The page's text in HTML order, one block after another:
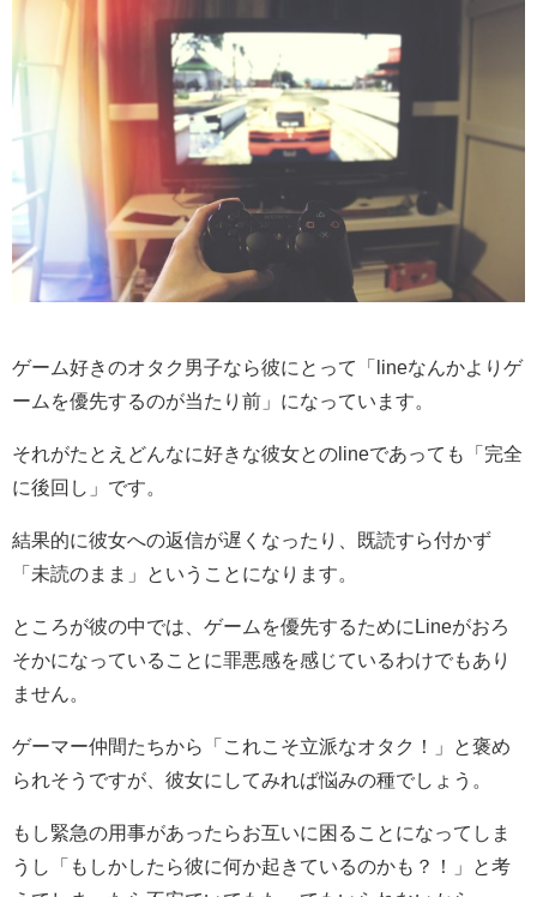
ゲーム好きのオタク男子なら彼にとって「lineなんかよりゲ
ームを優先するのが当たり前」になっています。
それがたとえどんなに好きな彼女とのlineであっても「完全
に後回し」です。
結果的に彼女への返信が遅くなったり、既読すら付かず
「未読のまま」ということになります。
ところが彼の中では、ゲームを優先するためにLineがおろ
そかになっていることに罪悪感を感じているわけでもあり
ません。
ゲーマー仲間たちから「これこそ立派なオタク！」と褒め
られそうですが、彼女にしてみれば悩みの種でしょう。
もし緊急の用事があったらお互いに困ることになってしま
うし「もしかしたら彼に何か起きているのかも？！」と考